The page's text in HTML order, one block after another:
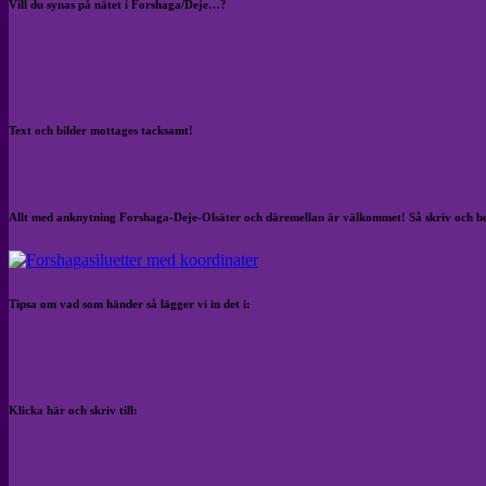
Vill du synas på nätet i Forshaga/Deje…?
Text och bilder mottages tacksamt!
Allt med anknytning Forshaga-Deje-Olsäter och däremellan är välkommet! Så skriv och
Tipsa om vad som händer så lägger vi in det i:
Klicka här och skriv till: